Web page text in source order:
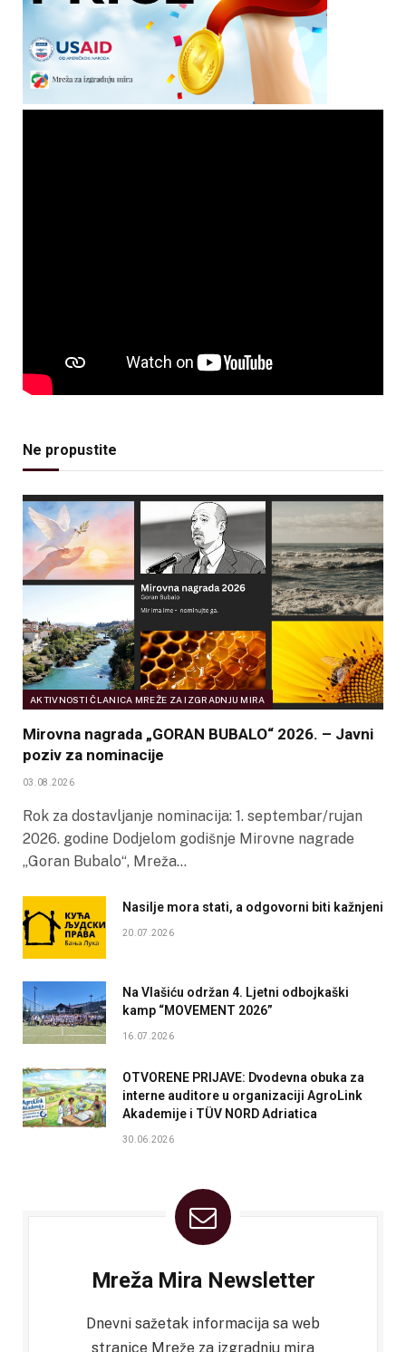
Ne propustite
AKTIVNOSTI ČLANICA MREŽE ZA IZGRADNJU MIRA
Mirovna nagrada „GORAN BUBALO“ 2026. – Javni
poziv za nominacije
03.08.2026
Rok za dostavljanje nominacija: 1. septembar/rujan
2026. godine Dodjelom godišnje Mirovne nagrade
„Goran Bubalo“, Mreža…
Nasilje mora stati, a odgovorni biti kažnjeni
20.07.2026
Na Vlašiću održan 4. Ljetni odbojkaški
kamp “MOVEMENT 2026”
16.07.2026
OTVORENE PRIJAVE: Dvodevna obuka za
interne auditore u organizaciji AgroLink
Akademije i TÜV NORD Adriatica
30.06.2026
Mreža Mira Newsletter
Dnevni sažetak informacija sa web
stranice Mreže za izgradnju mira